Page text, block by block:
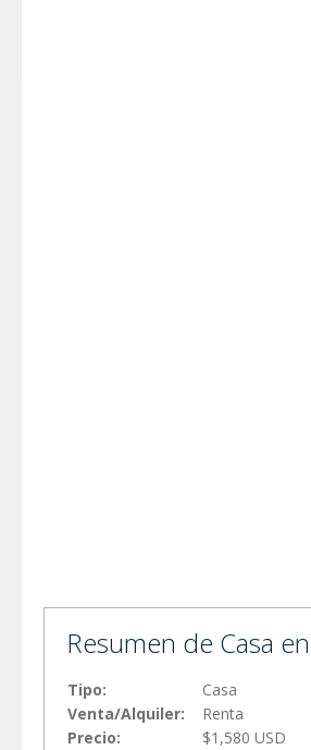
Resumen de Casa
Tipo:
Casa
Venta/Alquiler:
Renta
Precio:
$1,580 USD